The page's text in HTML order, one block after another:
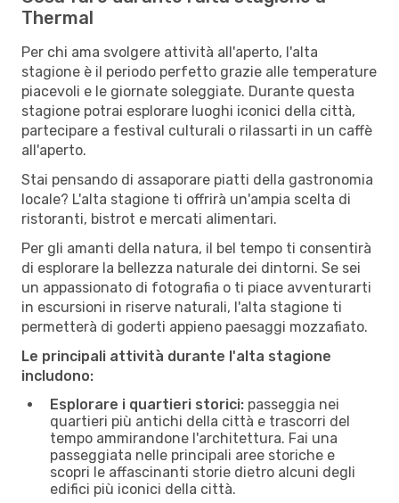
Thermal
Per chi ama svolgere attività all'aperto, l'alta
stagione è il periodo perfetto grazie alle temperature
piacevoli e le giornate soleggiate. Durante questa
stagione potrai esplorare luoghi iconici della città,
partecipare a festival culturali o rilassarti in un caffè
all'aperto.
Stai pensando di assaporare piatti della gastronomia
locale? L'alta stagione ti offrirà un'ampia scelta di
ristoranti, bistrot e mercati alimentari.
Per gli amanti della natura, il bel tempo ti consentirà
di esplorare la bellezza naturale dei dintorni. Se sei
un appassionato di fotografia o ti piace avventurarti
in escursioni in riserve naturali, l'alta stagione ti
permetterà di goderti appieno paesaggi mozzafiato.
Le principali attività durante l'alta stagione
includono:
Esplorare i quartieri storici: passeggia nei
quartieri più antichi della città e trascorri del
tempo ammirandone l'architettura. Fai una
passeggiata nelle principali aree storiche e
scopri le affascinanti storie dietro alcuni degli
edifici più iconici della città.